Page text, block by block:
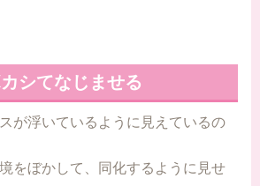
シてなじませる
が浮いているように見えているの
をぼかして、同化するように見せ